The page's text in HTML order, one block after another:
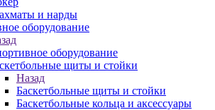
и нарды
оборудование
оборудование
щиты и стойки
Назад
Баскетбольные щиты и стойки
Баскетбольные кольца и аксессуары